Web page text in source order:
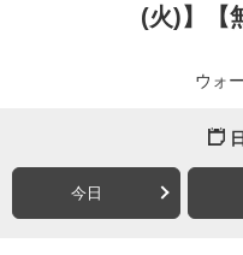
(火)】【
ウォ
今日